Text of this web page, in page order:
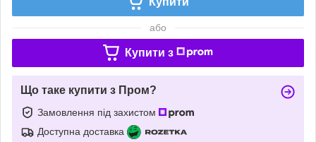
або
Купити з
Що таке купити з Пром?
Замовлення під захистом
Доступна доставка